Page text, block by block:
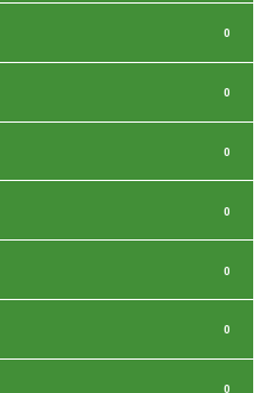
0
0
0
0
0
0
0